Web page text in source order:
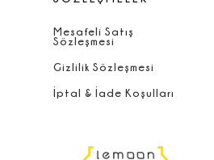
Mesafeli Satış
Sözleşmesi
Gizlilik Sözleşmesi
İptal & İade Koşulları